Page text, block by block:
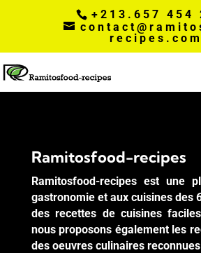
+213.657 454
recipes.com
Ramitosfood-recipes
Ramitosfood-recipes est une
gastronomie et aux cuisines des
des recettes de cuisines
nous proposons également les
des oeuvres culinaires